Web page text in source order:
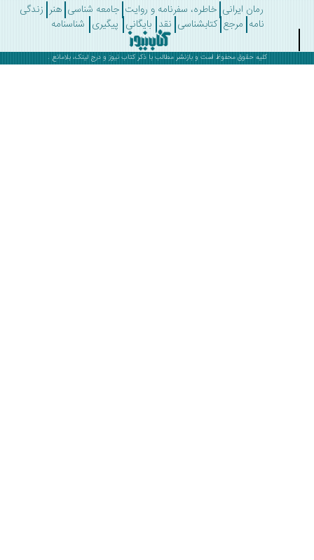
رمان ایرانی خاطره، سفرنامه و روایت جامعه شناسی هنر زندگی
مرجع کتابشناسی نقد بایگانی پیگیری شناسنامه
کلیه حقوق محفوظ است و بازنشر مطالب با ذکرکتاب نیوز و درج لینک، بلامانع .